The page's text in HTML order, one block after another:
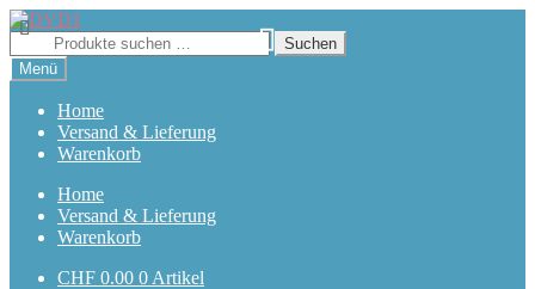
Zur
Navigation
springen
Zum
Inhalt
springen
Suchen
nach:
Suchen
Menü
Home
Versand & Lieferung
Warenkorb
Home
Versand & Lieferung
Warenkorb
CHF 0.00 0 Artikel